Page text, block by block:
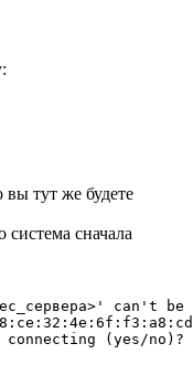
тут же будете
сначала
can't